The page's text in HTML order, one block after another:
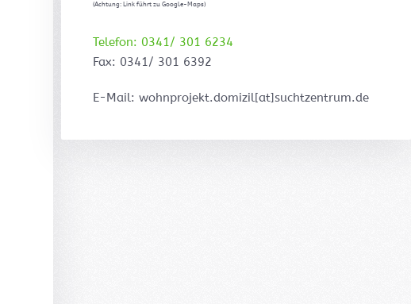
(Achtung: Link führt zu Google-Maps)
Telefon: 0341/ 301 6234
Fax: 0341/ 301 6392
E-Mail: wohnprojekt.domizil[at]suchtzentrum.de